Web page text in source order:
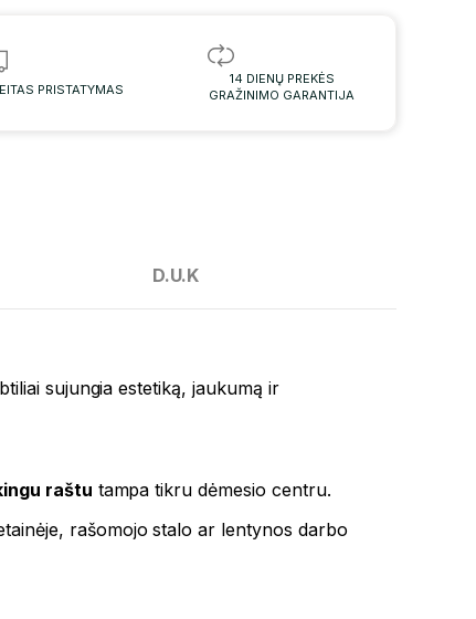
PRISTATYMAS
14 DIENŲ PREKĖS
GRAŽINIMO GARANTIJA
D.U.K
sujungia estetiką, jaukumą ir
raštu tampa tikru dėmesio centru.
rašomojo stalo ar lentynos darbo